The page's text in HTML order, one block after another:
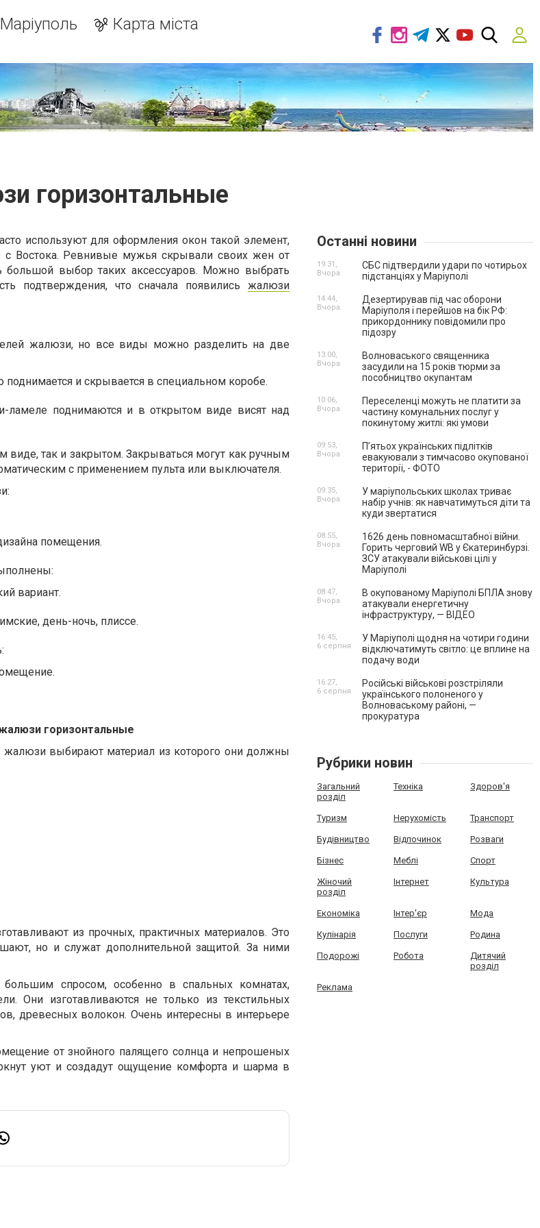
Карта міста
горизонтальные
используют для оформления окон такой элемент,
Востока. Ревнивые мужья скрывали своих жен от
большой выбор таких аксессуаров. Можно выбрать
подтверждения, что сначала появились жалюзи
жалюзи, но все виды можно разделить на две
поднимается и скрывается в специальном коробе.
ламеле поднимаются и в открытом виде висят над
виде, так и закрытом. Закрываться могут как ручным
с применением пульта или выключателя.
помещения.
вариант.
день-ночь, плиссе.
горизонтальные
жалюзи выбирают материал из которого они должны
из прочных, практичных материалов. Это
но и служат дополнительной защитой. За ними
спросом, особенно в спальных комнатах,
Они изготавливаются не только из текстильных
древесных волокон. Очень интересны в интерьере
от знойного палящего солнца и непрошеных
уют и создадут ощущение комфорта и шарма в
Останні новини
СБС підтвердили удари по чотирьох
підстанціях у Маріуполі
19:31,
Вчора
Дезертирував під час оборони
Маріуполя і перейшов на бік РФ:
прикордоннику повідомили про
підозру
14:44,
Вчора
Волноваського священника
засудили на 15 років тюрми за
пособництво окупантам
13:00,
Вчора
Переселенці можуть не платити за
частину комунальних послуг у
покинутому житлі: які умови
10:06,
Вчора
П’ятьох українських підлітків
евакуювали з тимчасово окупованої
території, - ФОТО
09:53,
Вчора
У маріупольських школах триває
набір учнів: як навчатимуться діти та
куди звертатися
09:35,
Вчора
1626 день повномасштабної війни.
Горить черговий WB у Єкатеринбурзі.
ЗСУ атакували військові цілі у
Маріуполі
08:55,
Вчора
В окупованому Маріуполі БПЛА знову
атакували енергетичну
інфраструктуру, — ВІДЕО
08:47,
Вчора
У Маріуполі щодня на чотири години
відключатимуть світло: це вплине на
подачу води
16:45,
6 серпня
Російські військові розстріляли
українського полоненого у
Волноваському районі, —
прокуратура
16:27,
6 серпня
Рубрики новин
Загальний
розділ
Техніка Здоров'я
Туризм Нерухомість Транспорт
Будівництво Відпочинок Розваги
Бізнес Меблі Спорт
Жіночий
розділ
Інтернет Культура
Економіка Інтер'єр Мода
Кулінарія Послуги Родина
Подорожі Робота
Дитячий
розділ
Реклама